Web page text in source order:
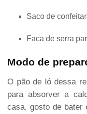
Saco de
Faca de serra
Modo de
O pão de ló dessa
para absorver a
casa, gosto de bater